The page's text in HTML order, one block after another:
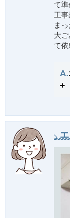
て
工
ま
大
て依
A.
+